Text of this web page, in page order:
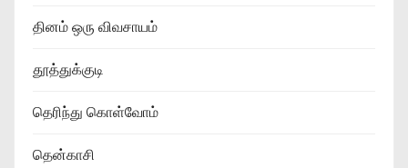
தினம் ஒரு விவசாயம்
தூத்துக்குடி
தெரிந்து கொள்வோம்
தென்காசி